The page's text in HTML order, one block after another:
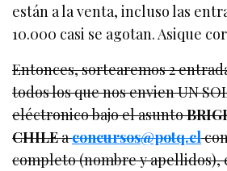
están a la venta, incluso las
10.000 casi se agotan. Asique
Entonces, sortearemos 2
todos los que nos envien UN
eléctronico bajo el asunto
CHILEaconcursos@potq.cl
completo (nombre y apellidos),